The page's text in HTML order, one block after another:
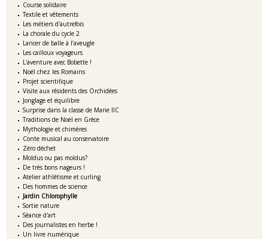
Course solidaire
Textile et vêtements
Les métiers d'autrefois
La chorale du cycle 2
Lancer de balle à l’aveugle
Les cailloux voyageurs
L'aventure avec Bobette !
Noël chez les Romains
Projet scientifique
Visite aux résidents des Orchidées
Jonglage et équilibre
Surprise dans la classe de Marie IIC
Traditions de Noël en Grèce
Mythologie et chimères
Conte musical au conservatoire
Zéro déchet
Moldus ou pas moldus?
De très bons nageurs !
Atelier athlétisme et curling
Des hommes de science
Jardin Chlorophylle
Sortie nature
Séance d'art
Des journalistes en herbe !
Un livre numérique